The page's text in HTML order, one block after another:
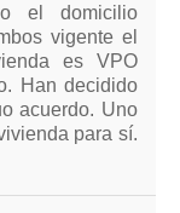
el domicilio
vigente el
es VPO
Han decidido
acuerdo. Uno
para sí.